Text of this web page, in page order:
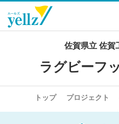
佐賀県立 佐賀
ラグビーフ
トップ プロジェクト